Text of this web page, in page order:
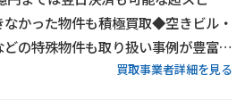
かった物件も積極買取◆空きビル・
どの特殊物件も取り扱い事例が豊富◆
買取事業者詳細を見る